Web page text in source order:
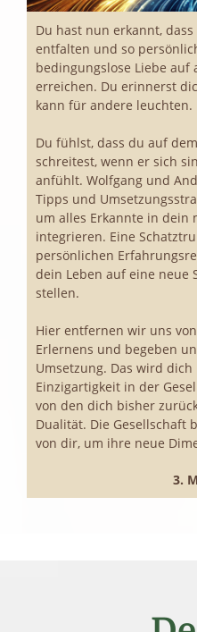
Du hast nun erkannt,
entfalten und so
bedingungslose Liebe auf
erreichen. Du erinnerst
kann für andere leuchten.
Du fühlst, dass du auf
schreitest, wenn er sich
anfühlt. Wolfgang und
Tipps und
um alles Erkannte in dein
integrieren. Eine
persönlichen
dein Leben auf eine neue
stellen.
Hier entfernen wir uns
Erlernens und begeben
Umsetzung. Das wird
Einzigartigkeit in der
von den dich bisher
Dualität. Die Gesellschaft
von dir, um ihre neue
3.